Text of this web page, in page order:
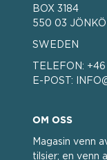
BOX 3184
550 03
SWEDEN
TELEFON:
E-POST:
OM OSS
Magasin venn
tilsier; en venn